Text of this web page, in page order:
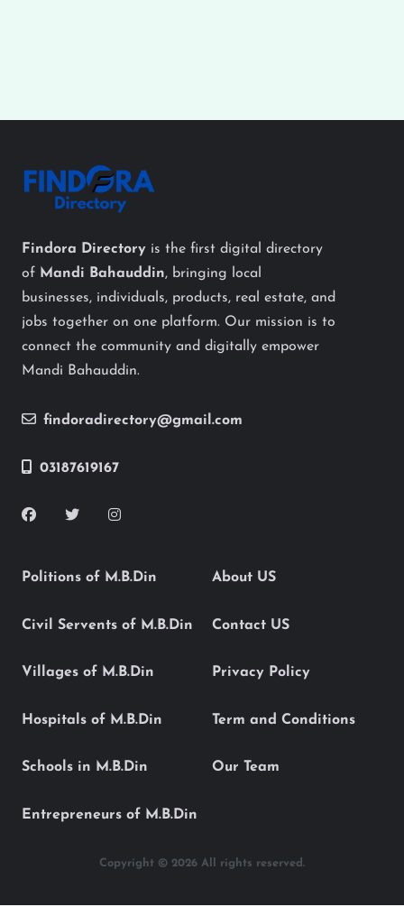
Findora Directory is the first digital directory
of Mandi Bahauddin, bringing local
businesses, individuals, products, real estate, and
jobs together on one platform. Our mission is to
connect the community and digitally empower
Mandi Bahauddin.
findoradirectory@gmail.com
03187619167
Politions of M.B.Din
Civil Servents of M.B.Din
Villages of M.B.Din
Hospitals of M.B.Din
Schools in M.B.Din
Entrepreneurs of M.B.Din
About US
Contact US
Privacy Policy
Term and Conditions
Our Team
Copyright © 2026 All rights reserved.